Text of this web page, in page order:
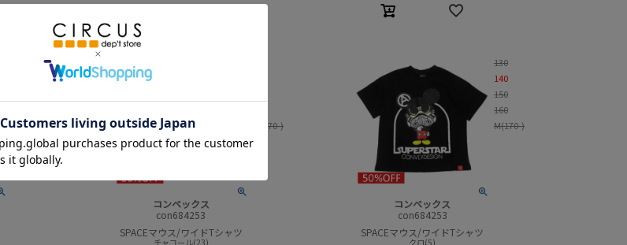
M(170-)
コンベックス
con684253
SPACEマウス/ワイドTシャツ
チャコール(23)
M(170-)
コンベックス
con684253
SPACEマウス/ワイドTシャツ
クロ(5)
130
140
150
160
M(170-)